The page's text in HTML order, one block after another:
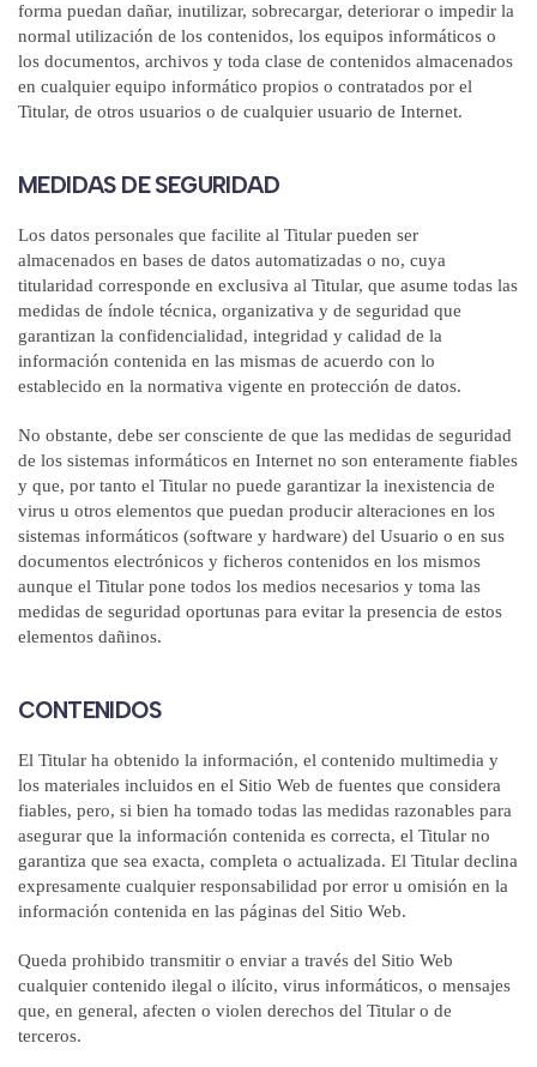
forma puedan dañar, inutilizar, sobrecargar, deteriorar o impedir la
normal utilización de los contenidos, los equipos informáticos o
los documentos, archivos y toda clase de contenidos almacenados
en cualquier equipo informático propios o contratados por el
Titular, de otros usuarios o de cualquier usuario de Internet.
MEDIDAS DE SEGURIDAD
Los datos personales que facilite al Titular pueden ser
almacenados en bases de datos automatizadas o no, cuya
titularidad corresponde en exclusiva al Titular, que asume todas las
medidas de índole técnica, organizativa y de seguridad que
garantizan la confidencialidad, integridad y calidad de la
información contenida en las mismas de acuerdo con lo
establecido en la normativa vigente en protección de datos.
No obstante, debe ser consciente de que las medidas de seguridad
de los sistemas informáticos en Internet no son enteramente fiables
y que, por tanto el Titular no puede garantizar la inexistencia de
virus u otros elementos que puedan producir alteraciones en los
sistemas informáticos (software y hardware) del Usuario o en sus
documentos electrónicos y ficheros contenidos en los mismos
aunque el Titular pone todos los medios necesarios y toma las
medidas de seguridad oportunas para evitar la presencia de estos
elementos dañinos.
CONTENIDOS
El Titular ha obtenido la información, el contenido multimedia y
los materiales incluidos en el Sitio Web de fuentes que considera
fiables, pero, si bien ha tomado todas las medidas razonables para
asegurar que la información contenida es correcta, el Titular no
garantiza que sea exacta, completa o actualizada. El Titular declina
expresamente cualquier responsabilidad por error u omisión en la
información contenida en las páginas del Sitio Web.
Queda prohibido transmitir o enviar a través del Sitio Web
cualquier contenido ilegal o ilícito, virus informáticos, o mensajes
que, en general, afecten o violen derechos del Titular o de
terceros.